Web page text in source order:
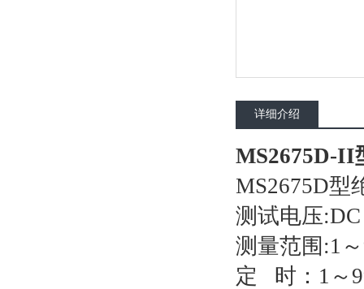
详细介绍
MS2675D-II
MS2675D型
测试电压
测量范围
定 时：